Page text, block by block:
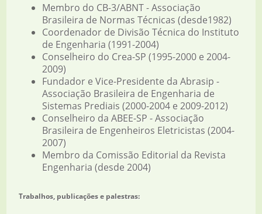
Membro do CB-3/ABNT - Associação
Brasileira de Normas Técnicas (desde1982)
Coordenador de Divisão Técnica do Instituto
de Engenharia (1991-2004)
Conselheiro do Crea-SP (1995-2000 e 2004-
2009)
Fundador e Vice-Presidente da Abrasip -
Associação Brasileira de Engenharia de
Sistemas Prediais (2000-2004 e 2009-2012)
Conselheiro da ABEE-SP - Associação
Brasileira de Engenheiros Eletricistas (2004-
2007)
Membro da Comissão Editorial da Revista
Engenharia (desde 2004)
Trabalhos, publicações e palestras: